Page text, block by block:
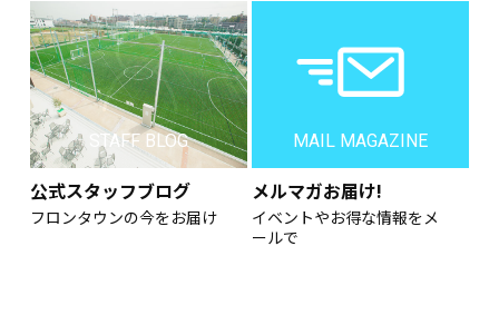
STAFF BLOG
公式スタッフブログ
フロンタウンの今をお届け
MAIL MAGAZINE
メルマガお届け!
イベントやお得な情報をメ
ールで